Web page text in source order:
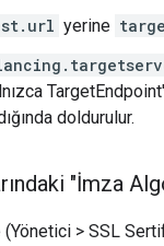
yerine
doldurulur.
"İmza
(Yönetici > SSL